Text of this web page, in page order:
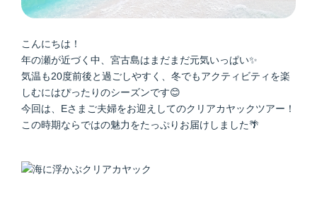
こんにちは！
年の瀬が近づく中、宮古島はまだまだ元気いっぱい✨
気温も20度前後と過ごしやすく、冬でもアクティビティを楽
しむにはぴったりのシーズンです😊
今回は、Eさまご夫婦をお迎えしてのクリアカヤックツアー！
この時期ならではの魅力をたっぷりお届けしました🌴